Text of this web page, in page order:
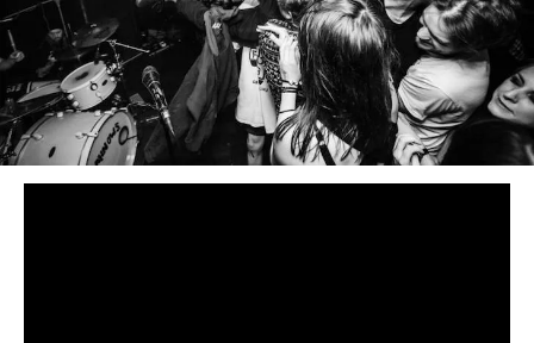
PUNK
SHOEGAZE
SOUL
BEDROOM
R&B